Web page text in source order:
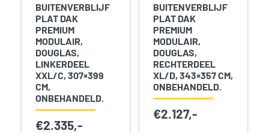
BUITENVERBLIJF
PLAT DAK
PREMIUM
MODULAIR,
DOUGLAS,
LINKERDEEL
XXL/C, 307×399
CM,
ONBEHANDELD.
€2.335,-
BUITENVERBLIJF
PLAT DAK
PREMIUM
MODULAIR,
DOUGLAS,
RECHTERDEEL
XL/D, 343×357 CM,
ONBEHANDELD.
€2.127,-